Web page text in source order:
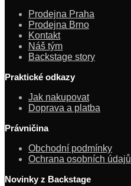
Prodejna Praha
Prodejna Brno
Kontakt
Náš tým
Backstage story
Praktické odkazy
Jak nakupovat
Doprava a platba
Právničina
Obchodní podmínky
Ochrana osobních údajů
Novinky z Backstage